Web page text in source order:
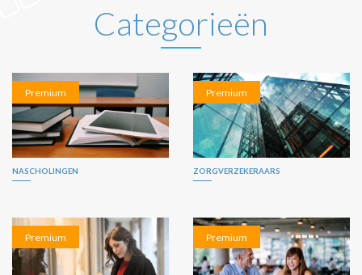
Categorieën
Premium
NASCHOLINGEN
Premium
ZORGVERZEKERAARS
Premium Premium